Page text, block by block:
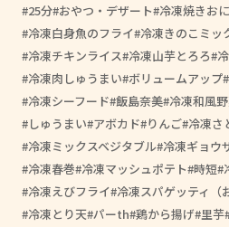
25分 おやつ・デザート 冷凍焼きお
冷凍白身魚のフライ 冷凍きのこミッ
冷凍チキンライス 冷凍山芋とろろ
冷凍肉しゅうまい ボリュームアップ
冷凍シーフード 飯島奈美 冷凍和風
しゅうまい アボカド りんご 冷凍さ
冷凍ミックスベジタブル 冷凍ギョウ
冷凍春巻 冷凍マッシュポテト 時短
冷凍えびフライ 冷凍スパゲッティ（
冷凍とり天 パーth 鶏から揚げ 里芋